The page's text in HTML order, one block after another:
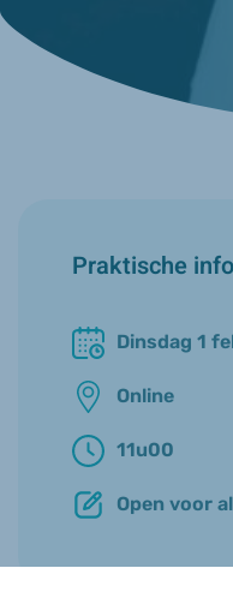
Praktische
Dinsdag 1
Online
11u00
Open voor